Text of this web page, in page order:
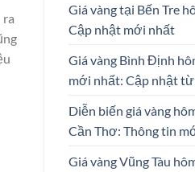
Giá vàng tại Bến Tre
Cập nhật mới nhất
Giá vàng Bình Định
mới nhất: Cập nhật
Diễn biến giá vàng
Cần Thơ: Thông tin
Giá vàng Vũng Tàu